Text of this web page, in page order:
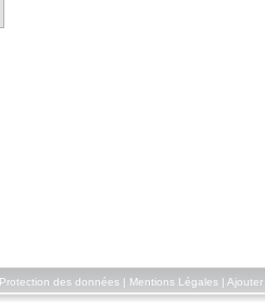
Protection des données| Mentions Légales| Ajouter